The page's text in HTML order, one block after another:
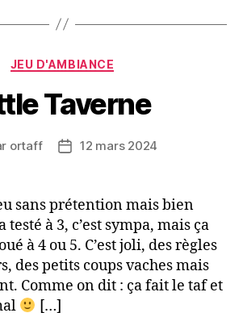
Catégories
JEU D'AMBIANCE
Taverne
ortaff
Date12 mars 2024
sans prétention mais bien
à 3, c’est sympa, mais ça
à 4 ou 5. C’est joli, des règles
des petits coups vaches mais
Comme on dit : ça fait le taf et
[…]